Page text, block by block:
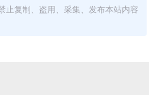
止复制、盗用、采集、发布本站内容